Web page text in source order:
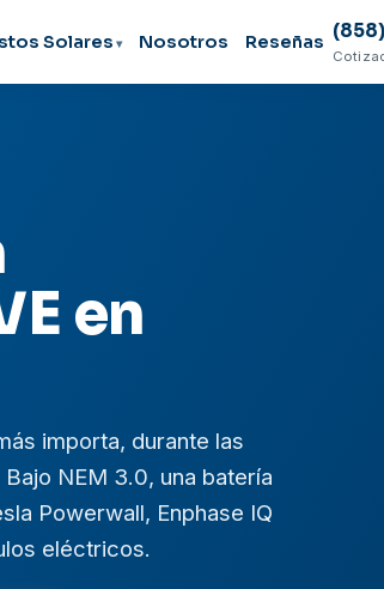
Solares Nosotros Reseñas
en
importa, durante las
NEM 3.0, una batería
Powerwall, Enphase IQ
eléctricos.